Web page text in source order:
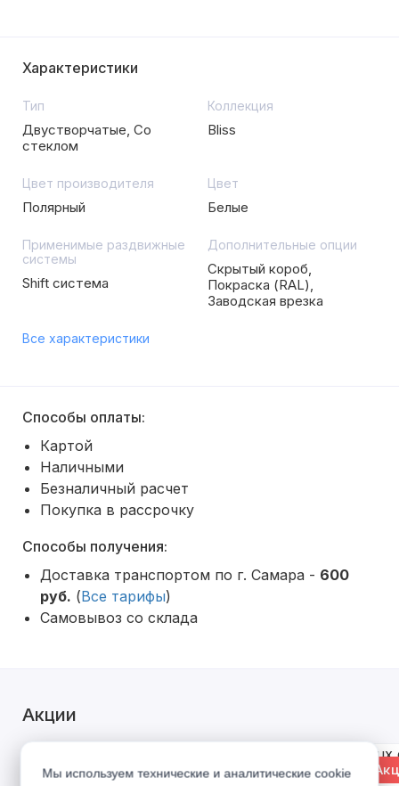
Характеристики
Тип
Двустворчатые, Со
стеклом
Коллекция
Bliss
Цвет производителя
Полярный
Цвет
Белые
Применимые раздвижные
системы
Shift система
Дополнительные опции
Скрытый короб,
Покраска (RAL),
Заводская врезка
Все характеристики
Способы оплаты:
Картой
Наличными
Безналичный расчет
Покупка в рассрочку
Способы получения:
Доставка транспортом по г. Самара - 600
руб. (Все тарифы)
Самовывоз со склада
Акции
% Акция %
Мы используем технические и аналитические cookie